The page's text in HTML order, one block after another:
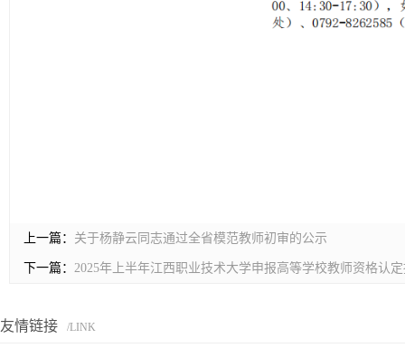
上一篇： 关于杨静云同志通过全省模范教师初审的公示
下一篇： 2025年上半年江西职业技术大学申报高等学校教师资格认
友情链接 /LINK